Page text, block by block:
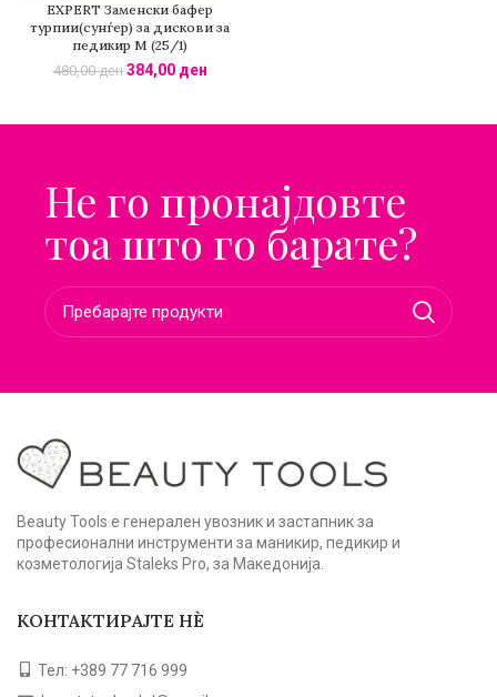
EXPERT Заменски бафер
турпии(сунѓер) за дискови за
педикир М (25/1)
480,00ден 384,00 ден
Не го пронајдовте
тоа што го барате?
Beauty Tools е генерален увозник и застапник за
професионални инструменти за маникир, педикир и
козметологија Staleks Pro, за Македонија.
КОНТАКТИРАЈТЕ НЀ
Тел: +389 77 716 999